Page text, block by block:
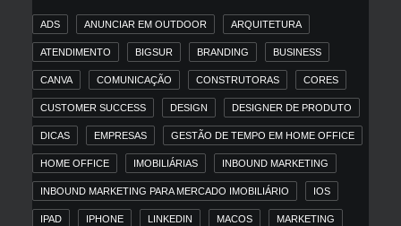
ADS ANUNCIAR EM OUTDOOR ARQUITETURA
ATENDIMENTO BIGSUR BRANDING BUSINESS
CANVA COMUNICAÇÃO CONSTRUTORAS CORES
CUSTOMER SUCCESS DESIGN DESIGNER DE PRODUTO
DICAS EMPRESAS GESTÃO DE TEMPO EM HOME OFFICE
HOME OFFICE IMOBILIÁRIAS INBOUND MARKETING
INBOUND MARKETING PARA MERCADO IMOBILIÁRIO IOS
IPAD IPHONE LINKEDIN MACOS MARKETING